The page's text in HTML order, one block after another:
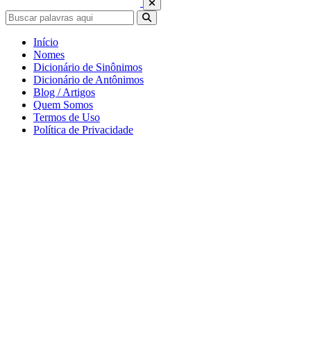
Início
Nomes
Dicionário de Sinônimos
Dicionário de Antônimos
Blog / Artigos
Quem Somos
Termos de Uso
Política de Privacidade